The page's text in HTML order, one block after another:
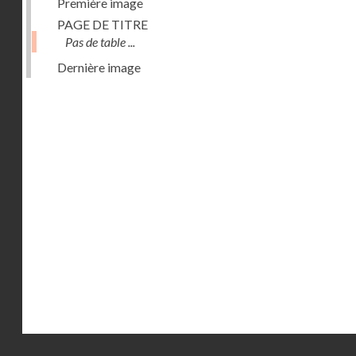
PAGE DE TITRE
Pas de table ...
Dernière image